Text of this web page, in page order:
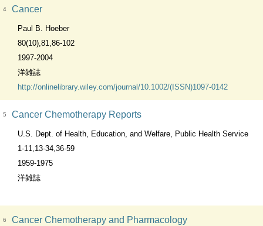
4 Cancer
Paul B. Hoeber
80(10),81,86-102
1997-2004
洋雑誌
http://onlinelibrary.wiley.com/journal/10.1002/(ISSN)1097-0142
5 Cancer Chemotherapy Reports
U.S. Dept. of Health, Education, and Welfare, Public Health Service
1-11,13-34,36-59
1959-1975
洋雑誌
6 Cancer Chemotherapy and Pharmacology